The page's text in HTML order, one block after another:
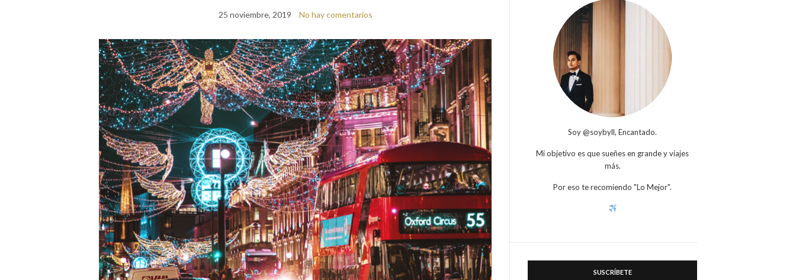
25 noviembre, 2019 No hay comentarios
Soy @soybyll, Encantado.
Mi objetivo es que sueñes en grande y viajes
más.
Por eso te recomiendo "Lo Mejor".
SUSCRÍBETE